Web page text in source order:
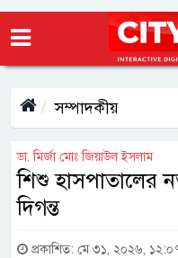
সম্পাদকীয়
ডা. মির্জা মোঃ জিয়াউল ইসলাম
শিশু হাসপাতালের
দিগন্ত
প্রকাশিত: মে ৩১, ২০২৬,